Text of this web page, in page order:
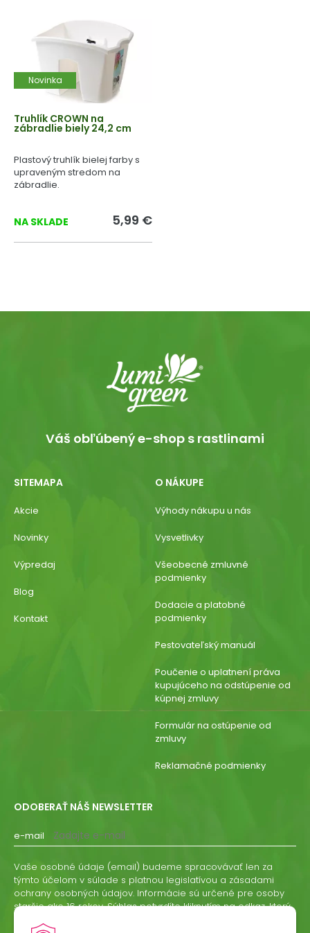
Novinka
Truhlík CROWN na
zábradlie biely 24,2 cm
Plastový truhlík bielej farby s
upraveným stredom na
zábradlie.
NA SKLADE 5,99 €
Váš obľúbený e-shop s rastlinami
SITEMAPA
Akcie
Novinky
Výpredaj
Blog
Kontakt
O NÁKUPE
Výhody nákupu u nás
Vysvetlivky
Všeobecné zmluvné
podmienky
Dodacie a platobné
podmienky
Pestovateľský manuál
Poučenie o uplatnení práva
kupujúceho na odstúpenie od
kúpnej zmluvy
Formulár na ostúpenie od
zmluvy
Reklamačné podmienky
ODOBERAŤ NÁŠ NEWSLETTER
e-mail
Vaše osobné údaje (email) budeme spracovávať len za
týmto účelom v súlade s platnou legislatívou a zásadami
ochrany osobných údajov. Informácie sú určené pre osoby
staršie ako 16 rokov. Súhlas potvrdíte kliknutím na odkaz, ktorý